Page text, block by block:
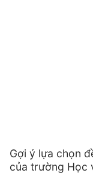
Gợi ý lựa chọn
của trường Học